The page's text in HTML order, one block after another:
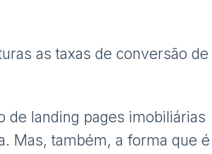
as taxas de conversão de
de landing pages imobiliárias
Mas, também, a forma que é